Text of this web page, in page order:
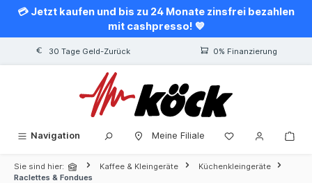
springen
💳 Jetzt kaufen und bis zu 24 Monate zinsfrei bezahlen
mit cashpresso! 💙
30 Tage Geld-Zurück 0% Finanzierung
Navigation Meine Filiale
Sie sind hier: Kaffee & Kleingeräte
Küchenkleingeräte
Raclettes & Fondues